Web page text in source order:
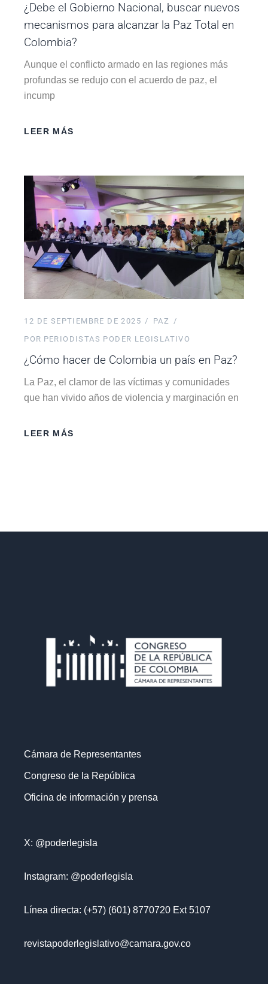
¿Debe el Gobierno Nacional, buscar nuevos
mecanismos para alcanzar la Paz Total en
Colombia?
Aunque el conflicto armado en las regiones más
profundas se redujo con el acuerdo de paz, el
incump
LEER MÁS
12 DE SEPTIEMBRE DE 2025
PAZ
POR PERIODISTAS PODER LEGISLATIVO
¿Cómo hacer de Colombia un país en Paz?
La Paz, el clamor de las víctimas y comunidades
que han vivido años de violencia y marginación en
LEER MÁS
Cámara de Representantes
Congreso de la República
Oficina de información y prensa
X: @poderlegisla
Instagram: @poderlegisla
Línea directa: (+57) (601) 8770720 Ext 5107
revistapoderlegislativo@camara.gov.co